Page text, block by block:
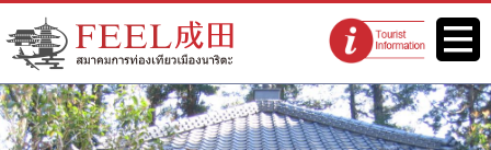
เว็บไซต์สมาคมการท่องเที่ยวเมือง
นาริตะ FEEL นาริตะ
จุดแนะนำนัก
ท่องเที่ยว
เมนู